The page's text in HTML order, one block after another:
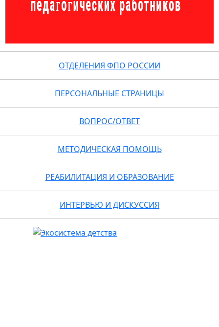
ОТДЕЛЕНИЯ ФПО РОССИИ
ПЕРСОНАЛЬНЫЕ СТРАНИЦЫ
ВОПРОС/ОТВЕТ
МЕТОДИЧЕСКАЯ ПОМОЩЬ
РЕАБИЛИТАЦИЯ И ОБРАЗОВАНИЕ
ИНТЕРВЬЮ И ДИСКУССИЯ